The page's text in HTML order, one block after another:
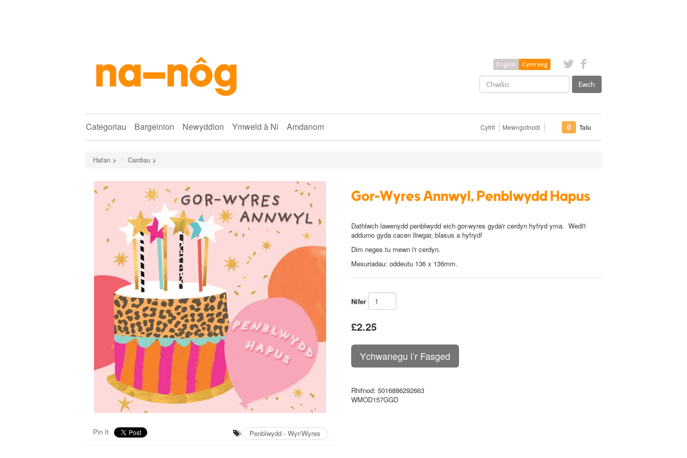
English Cymraeg
Ewch
Categoriau Bargeinion Newyddion Ymweld â Ni Amdanom Cyfrif Mewngofnodi 0 Talu
Hafan > Cardiau >
Pin It Penblwydd - Wyr/Wyres
Gor-Wyres Annwyl, Penblwydd Hapus
Dathlwch lawenydd penblwydd eich gor-wyres gyda'r cerdyn hyfryd yma. Wedi'i
addurno gyda cacen lliwgar, blasus a hyfryd!
Dim neges tu mewn i'r cerdyn.
Mesuriadau: oddeutu 136 x 136mm.
Nifer
£2.25
Rhifnod: 5016886292663
WMOD157GGD